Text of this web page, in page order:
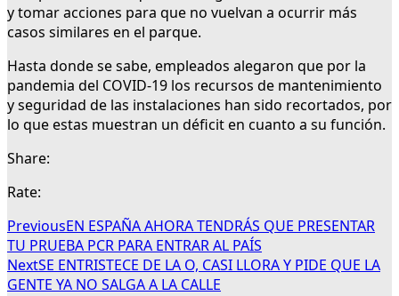
y tomar acciones para que no vuelvan a ocurrir más
casos similares en el parque.
Hasta donde se sabe, empleados alegaron que por la
pandemia del COVID-19 los recursos de mantenimiento
y seguridad de las instalaciones han sido recortados, por
lo que estas muestran un déficit en cuanto a su función.
Share:
Rate:
PreviousEN ESPAÑA AHORA TENDRÁS QUE PRESENTAR
TU PRUEBA PCR PARA ENTRAR AL PAÍS
NextSE ENTRISTECE DE LA O, CASI LLORA Y PIDE QUE LA
GENTE YA NO SALGA A LA CALLE